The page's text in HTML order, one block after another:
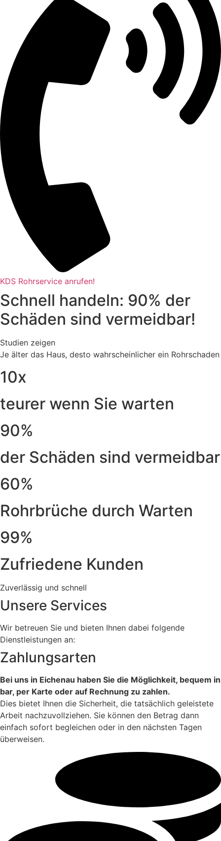
KDS Rohrservice anrufen!
Schnell handeln: 90% der
Schäden sind vermeidbar!
Studien zeigen
Je älter das Haus, desto wahrscheinlicher ein Rohrschaden
10x
teurer wenn Sie warten
90%
der Schäden sind vermeidbar
60%
Rohrbrüche durch Warten
99%
Zufriedene Kunden
Zuverlässig und schnell
Unsere Services
Wir betreuen Sie und bieten Ihnen dabei folgende
Dienstleistungen an:
Zahlungsarten
Bei uns in Eichenau haben Sie die Möglichkeit, bequem in
bar, per Karte oder auf Rechnung zu zahlen.
Dies bietet Ihnen die Sicherheit, die tatsächlich geleistete
Arbeit nachzuvollziehen. Sie können den Betrag dann
einfach sofort begleichen oder in den nächsten Tagen
überweisen.